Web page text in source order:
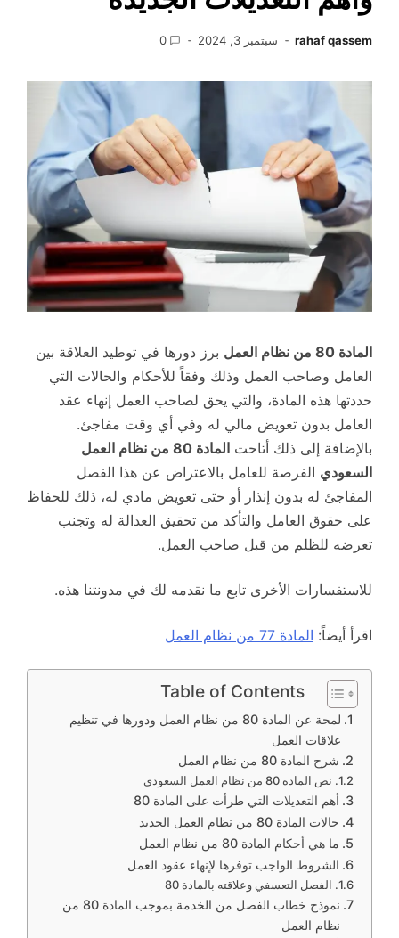
rahaf qassem سبتمبر 3, 2024 0
المادة 80 من نظام العمل
برز دورها في توطيد العلاقة بين
العامل وصاحب العمل وذلك وفقاً للأحكام والحالات التي
حددتها هذه المادة، والتي يحق لصاحب العمل إنهاء عقد
العامل بدون تعويض مالي له وفي أي وقت مفاجئ.
بالإضافة إلى ذلك أتاحت
المادة 80 من نظام العمل
السعودي الفرصة للعامل بالاعتراض عن هذا الفصل
المفاجئ له بدون إنذار أو حتى تعويض مادي له، ذلك للحفاظ
على حقوق العامل والتأكد من تحقيق العدالة له وتجنب
تعرضه للظلم من قبل صاحب العمل.
للاستفسارات الأخرى تابع ما نقدمه لك في مدونتنا هذه.
اقرأ أيضاً: المادة 77 من نظام العمل
Table of Contents
لمحة عن المادة 80 من نظام العمل ودورها في تنظيم
علاقات العمل
شرح المادة 80 من نظام العمل
نص المادة 80 من نظام العمل السعودي
أهم التعديلات التي طرأت على المادة 80
حالات المادة 80 من نظام العمل الجديد
ما هي أحكام المادة 80 من نظام العمل
الشروط الواجب توفرها لإنهاء عقود العمل
الفصل التعسفي وعلاقته بالمادة 80
نموذج خطاب الفصل من الخدمة بموجب المادة 80 من
نظام العمل